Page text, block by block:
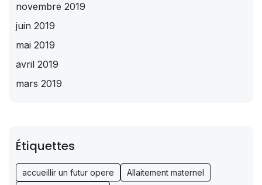
novembre 2019
juin 2019
mai 2019
avril 2019
mars 2019
Étiquettes
accueillir un futur opere
Allaitement maternel